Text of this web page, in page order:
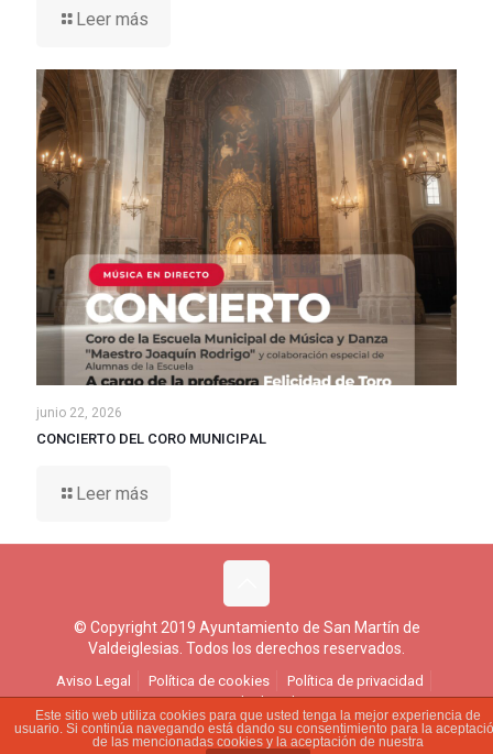
Leer más
junio 22, 2026
CONCIERTO DEL CORO MUNICIPAL
Leer más
© Copyright 2019 Ayuntamiento de San Martín de
Valdeiglesias. Todos los derechos reservados.
Aviso Legal Política de cookies
Política de privacidad
Ejercicio de derechos
Este sitio web utiliza cookies para que usted tenga la mejor experiencia de
usuario. Si continúa navegando está dando su consentimiento para la
de las mencionadas cookies y la aceptación de nuestra